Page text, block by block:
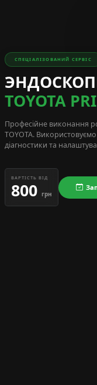
СПЕЦІАЛІЗОВАНИЙ СЕРВІС
TOYOTA
Професійне виконання
TOYOTA.
діагностики та
ВАРТІСТЬ ВІД
800 грн